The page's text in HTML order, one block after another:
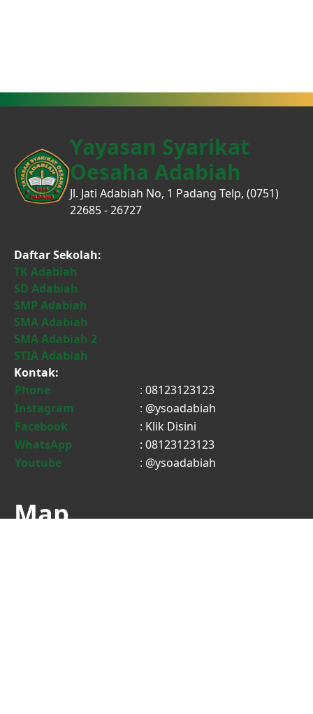
Yayasan Syarikat
Oesaha Adabiah
Jl. Jati Adabiah No, 1 Padang Telp, (0751)
22685 - 26727
Daftar Sekolah:
TK Adabiah
SD Adabiah
SMP Adabiah
SMA Adabiah
SMA Adabiah 2
STIA Adabiah
Kontak:
Phone
: 08123123123
Instagram
: @ysoadabiah
Facebook
: Klik Disini
WhatsApp
: 08123123123
Youtube
: @ysoadabiah
Map